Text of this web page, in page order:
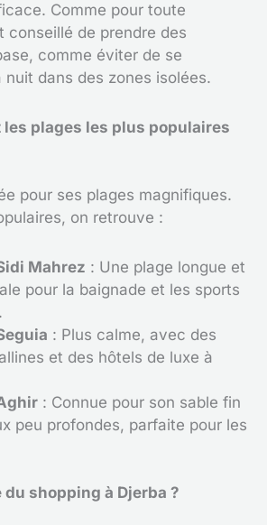
Comme pour toute
conseillé de prendre des
comme éviter de se
nuit dans des zones isolées.
les plages les plus populaires
pour ses plages magnifiques.
on retrouve :
Mahrez : Une plage longue et
pour la baignade et les sports
: Plus calme, avec des
et des hôtels de luxe à
: Connue pour son sable fin
peu profondes, parfaite pour les
shopping à Djerba ?